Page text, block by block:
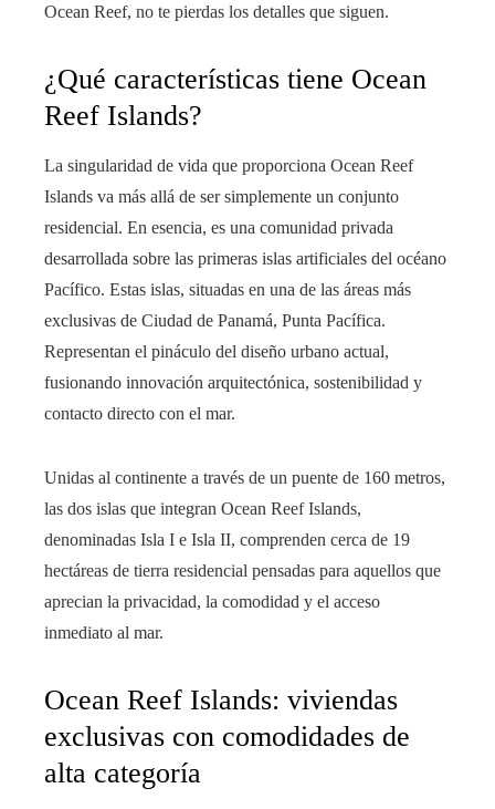
Ocean Reef, no te pierdas los detalles que siguen.
¿Qué características tiene Ocean
Reef Islands?
La singularidad de vida que proporciona Ocean Reef
Islands va más allá de ser simplemente un conjunto
residencial. En esencia, es una comunidad privada
desarrollada sobre las primeras islas artificiales del océano
Pacífico. Estas islas, situadas en una de las áreas más
exclusivas de Ciudad de Panamá, Punta Pacífica.
Representan el pináculo del diseño urbano actual,
fusionando innovación arquitectónica, sostenibilidad y
contacto directo con el mar.
Unidas al continente a través de un puente de 160 metros,
las dos islas que integran Ocean Reef Islands,
denominadas Isla I e Isla II, comprenden cerca de 19
hectáreas de tierra residencial pensadas para aquellos que
aprecian la privacidad, la comodidad y el acceso
inmediato al mar.
Ocean Reef Islands: viviendas
exclusivas con comodidades de
alta categoría